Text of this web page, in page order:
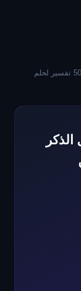
أهم 50 تفسير لحلم
الذكر